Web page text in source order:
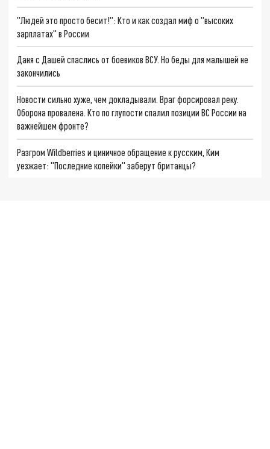
"Людей это просто бесит!": Кто и как создал миф о "высоких
зарплатах" в России
Даня с Дашей спаслись от боевиков ВСУ. Но беды для малышей не
закончились
Новости сильно хуже, чем докладывали. Враг форсировал реку.
Оборона провалена. Кто по глупости спалил позиции ВС России на
важнейшем фронте?
Разгром Wildberries и циничное обращение к русским, Ким
уезжает: "Последние копейки" заберут британцы?